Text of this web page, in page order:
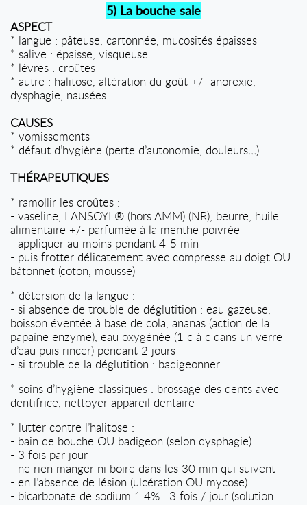
5) La bouche sale
ASPECT
* langue : pâteuse, cartonnée, mucosités épaisses
* salive : épaisse, visqueuse
* lèvres : croûtes
* autre : halitose, altération du goût +/- anorexie,
dysphagie, nausées
CAUSES
* vomissements
* défaut d’hygiène (perte d’autonomie, douleurs…)
THÉRAPEUTIQUES
* ramollir les croûtes :
- vaseline, LANSOYL® (hors AMM) (NR), beurre, huile
alimentaire +/- parfumée à la menthe poivrée
- appliquer au moins pendant 4-5 min
- puis frotter délicatement avec compresse au doigt OU
bâtonnet (coton, mousse)
* détersion de la langue :
- si absence de trouble de déglutition : eau gazeuse,
boisson éventée à base de cola, ananas (action de la
papaïne enzyme), eau oxygénée (1 c à c dans un verre
d’eau puis rincer) pendant 2 jours
- si trouble de la déglutition : badigeonner
* soins d’hygiène classiques : brossage des dents avec
dentifrice, nettoyer appareil dentaire
* lutter contre l’halitose :
- bain de bouche OU badigeon (selon dysphagie)
- 3 fois par jour
- ne rien manger ni boire dans les 30 min qui suivent
- en l’absence de lésion (ulcération OU mycose)
- bicarbonate de sodium 1.4% : 3 fois / jour (solution